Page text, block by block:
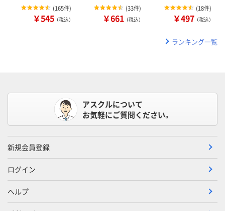
(165件)
￥545 （税込）
(33件)
￥661 （税込）
(18件)
￥497 （税込）
ランキング一覧
アスクルについて
お気軽にご質問ください。
新規会員登録
ログイン
ヘルプ